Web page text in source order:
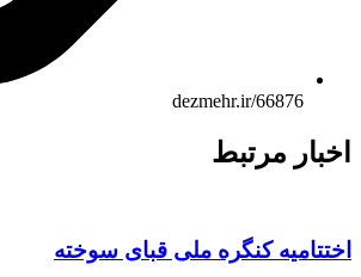
dezmehr.ir/66876
مرتبط
کنگره ملی قبای سوخته